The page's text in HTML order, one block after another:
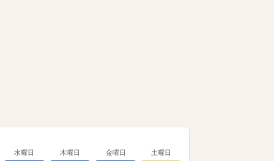
水曜日 木曜日 金曜日 土曜日